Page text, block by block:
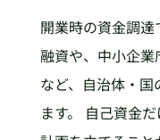
開業時の資金調
融資や、中小企
など、自治体・
ます。 自己資金